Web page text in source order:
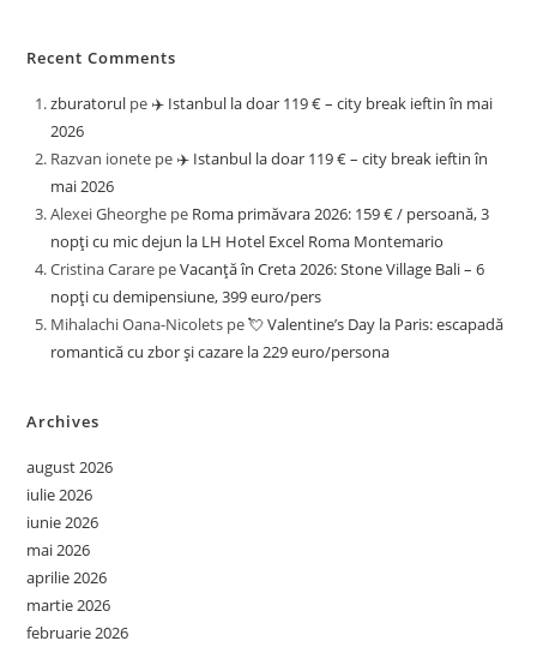
Recent Comments
zburatorul pe ✈️ Istanbul la doar 119 € – city break ieftin în mai
2026
Razvan ionete pe ✈️ Istanbul la doar 119 € – city break ieftin în
mai 2026
Alexei Gheorghe pe Roma primăvara 2026: 159 € / persoană, 3
nopți cu mic dejun la LH Hotel Excel Roma Montemario
Cristina Carare peVacanță în Creta 2026: Stone Village Bali – 6
nopți cu demipensiune, 399 euro/pers
Mihalachi Oana-Nicolets pe💘 Valentine’s Day la Paris: escapadă
romantică cu zbor și cazare la 229 euro/persona
Archives
august 2026
iulie 2026
iunie 2026
mai 2026
aprilie 2026
martie 2026
februarie 2026